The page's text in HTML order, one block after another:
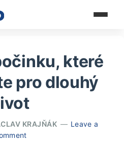
které
pro dlouhý
KRAJŇÁK
Leave a